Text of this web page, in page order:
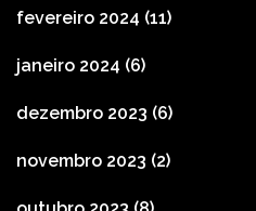
fevereiro 2024 (11)
janeiro 2024 (6)
dezembro 2023 (6)
novembro 2023 (2)